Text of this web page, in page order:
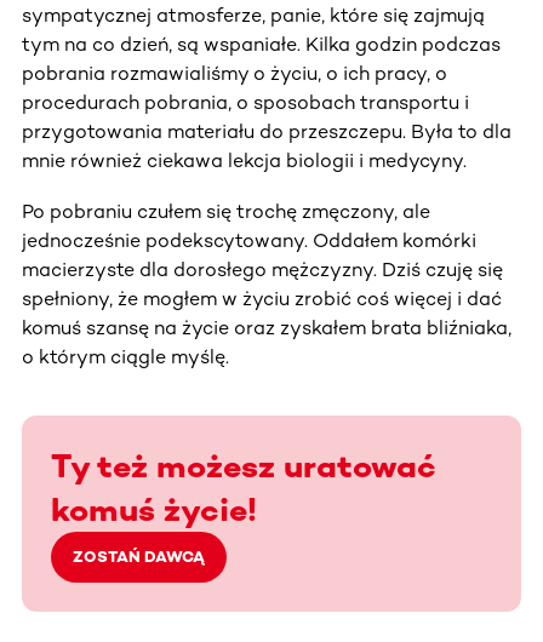
sympatycznej atmosferze, panie, które się zajmują
tym na co dzień, są wspaniałe. Kilka godzin podczas
pobrania rozmawialiśmy o życiu, o ich pracy, o
procedurach pobrania, o sposobach transportu i
przygotowania materiału do przeszczepu. Była to dla
mnie również ciekawa lekcja biologii i medycyny.
Po pobraniu czułem się trochę zmęczony, ale
jednocześnie podekscytowany. Oddałem komórki
macierzyste dla dorosłego mężczyzny. Dziś czuję się
spełniony, że mogłem w życiu zrobić coś więcej i dać
komuś szansę na życie oraz zyskałem brata bliźniaka,
o którym ciągle myślę.
Ty też możesz uratować
komuś życie!
ZOSTAŃ DAWCĄ